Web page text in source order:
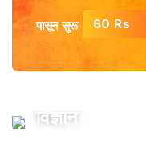
पासून सुरू 60 Rs
विज्ञान